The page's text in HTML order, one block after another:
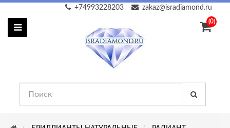
zakaz@isradiamond.ru
+74993228203
(0)